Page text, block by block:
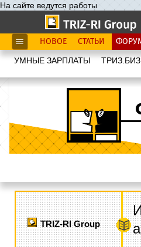
На сайте ведутся работы
НОВОЕ СТАТЬИ
УМНЫЕ ЗАРПЛАТЫ
TRIZ-RI Group